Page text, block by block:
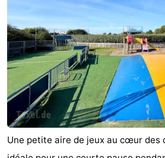
Une petite aire de jeux au cœur des